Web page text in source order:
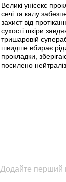
Великі унісекс
сечі та калу
захист від
сухості шкіри
тришаровій
швидше вбирає
прокладки,
посилено
Додайте перший